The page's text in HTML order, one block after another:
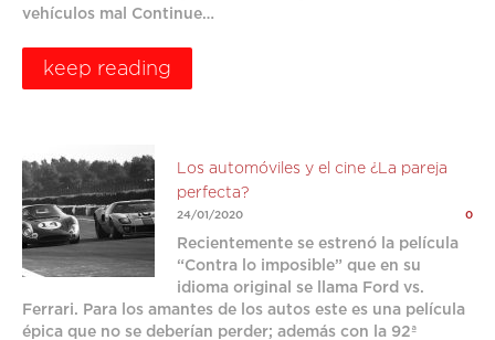
vehículos mal Continue…
keep reading
Los automóviles y el cine ¿La pareja
perfecta?
24/01/2020 0
Recientemente se estrenó la película
“Contra lo imposible” que en su
idioma original se llama Ford vs.
Ferrari. Para los amantes de los autos este es una película
épica que no se deberían perder; además con la 92ª